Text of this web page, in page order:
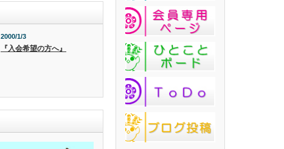
2000/1/3
『入会希望の方へ』